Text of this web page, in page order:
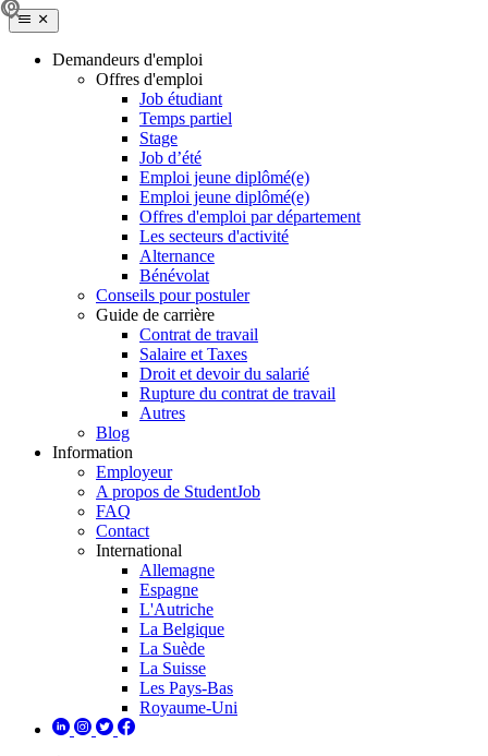
Demandeurs d'emploi
Offres d'emploi
Job étudiant
Temps partiel
Stage
Job d’été
Emploi jeune diplômé(e)
Emploi jeune diplômé(e)
Offres d'emploi par département
Les secteurs d'activité
Alternance
Bénévolat
Conseils pour postuler
Guide de carrière
Contrat de travail
Salaire et Taxes
Droit et devoir du salarié
Rupture du contrat de travail
Autres
Blog
Information
Employeur
A propos de StudentJob
FAQ
Contact
International
Allemagne
Espagne
L'Autriche
La Belgique
La Suède
La Suisse
Les Pays-Bas
Royaume-Uni